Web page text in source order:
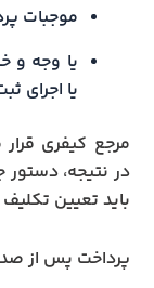
موجبات
یا وجه و
یا اجرای
مرجع کیفری
در نتیجه،
باید تعیین
پرداخت پس از